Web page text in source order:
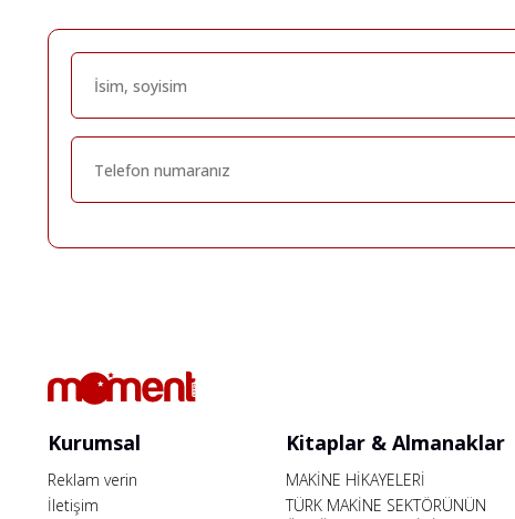
Kurumsal
Reklam verin
İletişim
Kitaplar & Almanaklar
MAKİNE HİKAYELERİ
TÜRK MAKİNE SEKTÖRÜNÜN